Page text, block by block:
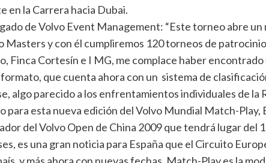
en la Carrera hacia Dubai.
de Volvo Event Management: “Este torneo abre
Masters y con él cumpliremos 120 torneos de
Finca Cortesín e I MG, me complace haber
que cuenta ahora con un sistema de
algo parecido a los enfrentamientos individuales de la
esta nueva edición del Volvo Mundial Match-Play,
del Volvo Open de China 2009 que tendrá lugar del
es una gran noticia para España que el Circuito